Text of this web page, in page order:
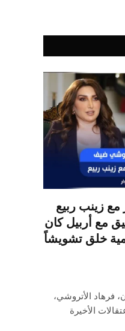
زينب ربيع
مع أربيل كان
خلق تشويشاً
فرهاد الأتروشي،
الأخيرة